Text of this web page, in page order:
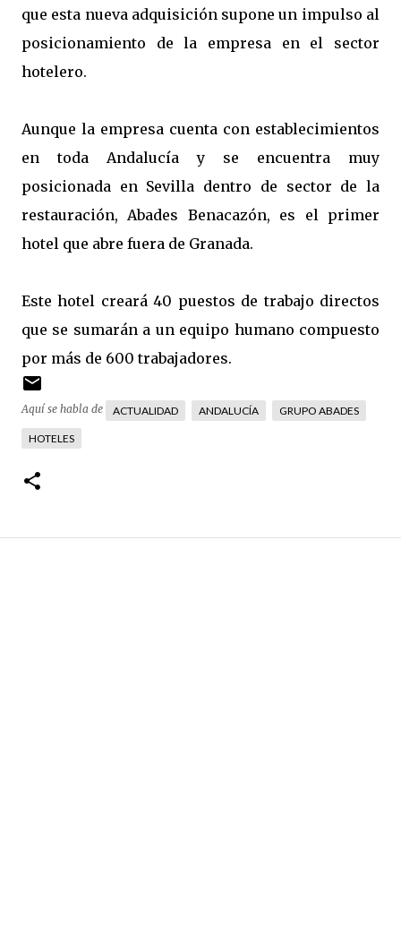
que esta nueva adquisición supone un impulso al
posicionamiento de la empresa en el sector
hotelero.
Aunque la empresa cuenta con establecimientos
en toda Andalucía y se encuentra muy
posicionada en Sevilla dentro de sector de la
restauración, Abades Benacazón, es el primer
hotel que abre fuera de Granada.
Este hotel creará 40 puestos de trabajo directos
que se sumarán a un equipo humano compuesto
por más de 600 trabajadores.
Aquí se habla de ACTUALIDAD ANDALUCÍA GRUPO ABADES
HOTELES